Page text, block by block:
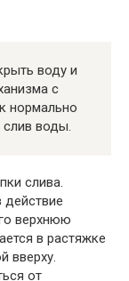
воду и
с
нормально
слив воды.
слива.
действие
верхнюю
в растяжке
вверху.
от